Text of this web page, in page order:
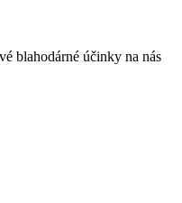
blahodárné účinky na nás